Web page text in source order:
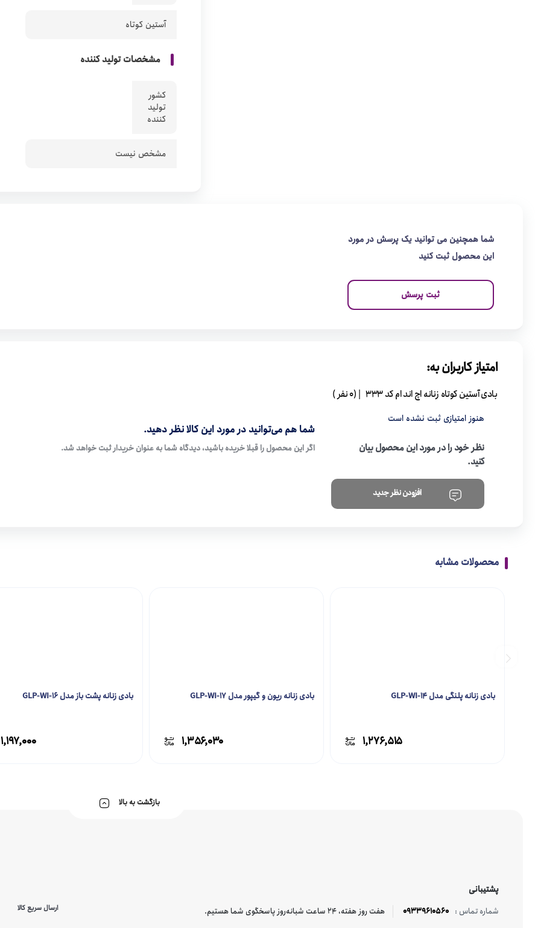
آستین کوتاه
مشخصات تولید کننده
کشور
تولید
کننده
مشخص نیست
شما همچنین می توانید یک پرسش در مورد
این محصول ثبت کنید
ثبت پرسش
امتیاز کاربران به:
بادی آستین کوتاه زنانه اچ اند ام کد 333 | (0 نفر )
هنوز امتیازی ثبت نشده است
نظر خود را در مورد این محصول بیان
کنید.
افزودن نظر جدید
شما هم می‌توانید در مورد این کالا نظر دهید.
اگر این محصول را قبلا خریده باشید، دیدگاه شما به عنوان خریدار ثبت خواهد شد.
محصولات مشابه
بادی زنانه پلنگی مدل GLP-WI-14
۱,۲۷۶,۵۱۵
بادی زنانه ریون و گیپور مدل GLP-WI-17
۱,۳۵۶,۰۳۰
بادی زنانه پشت باز مدل GLP-WI-16
۱,۱۹۷,۰۰۰
بازگشت به بالا
پشتیبانی
شماره تماس : 09339610560 هفت روز هفته، ۲۴ ساعت شبانه‌روز پاسخگوی شما هستیم. ارسال سریع کالا